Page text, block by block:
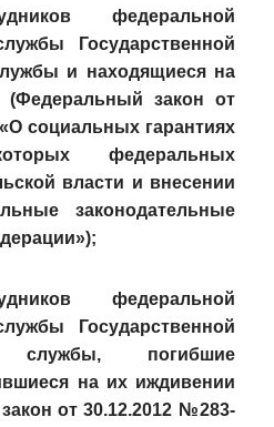
федеральной
Государственной
и находящиеся на
(Федеральный закон от
социальных гарантиях
федеральных
власти и внесении
законодательные
федеральной
Государственной
службы, погибшие
на их иждивении
от 30.12.2012 №283-